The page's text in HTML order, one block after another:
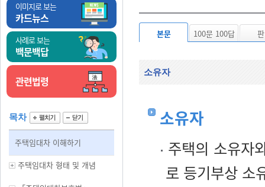
이미지로 보는
카드뉴스
사례로 보는
백문백답
관련법령
목차
주택임대차 이해하기
주택임대차 형태 및 개념
본문 100문 100답
소유자
소유자
주택의 소유자
로 등기부상 소